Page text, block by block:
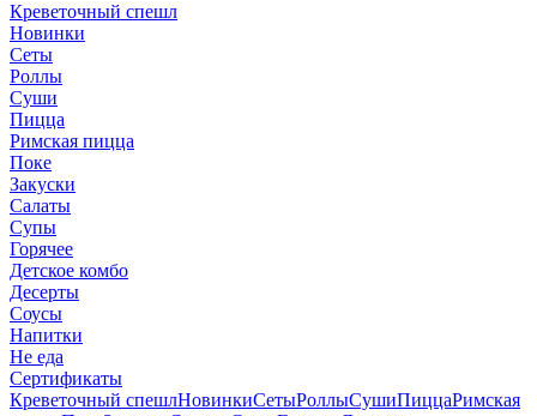
Креветочный спешл
Новинки
Сеты
Роллы
Суши
Пицца
Римская пицца
Поке
Закуски
Салаты
Супы
Горячее
Детское комбо
Десерты
Соусы
Напитки
Не еда
Сертификаты
Креветочный спешлНовинкиСетыРоллыСушиПиццаРимская